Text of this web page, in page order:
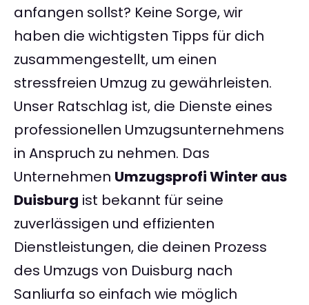
anfangen sollst? Keine Sorge, wir
haben die wichtigsten Tipps für dich
zusammengestellt, um einen
stressfreien Umzug zu gewährleisten.
Unser Ratschlag ist, die Dienste eines
professionellen Umzugsunternehmens
in Anspruch zu nehmen. Das
Unternehmen Umzugsprofi Winter aus
Duisburg ist bekannt für seine
zuverlässigen und effizienten
Dienstleistungen, die deinen Prozess
des Umzugs von Duisburg nach
Sanliurfa so einfach wie möglich